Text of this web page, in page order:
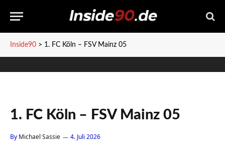
Inside90 > 1. FC Köln – FSV Mainz 05
1. FC Köln – FSV Mainz 05
By Michael Sassie 4. Juli 2026